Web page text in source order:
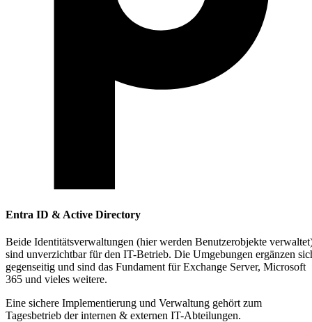
Entra ID & Active Directory
Beide Identitätsverwaltungen (hier werden Benutzerobjekte
sind unverzichtbar für den IT-Betrieb. Die Umgebungen ergänzen
gegenseitig und sind das Fundament für Exchange Server, Microsoft
365 und vieles weitere.
Eine sichere Implementierung und Verwaltung gehört zum
Tagesbetrieb der internen & externen IT-Abteilungen.